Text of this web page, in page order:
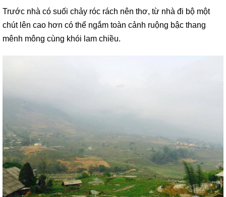
Trước nhà có suối chảy róc rách nên thơ, từ nhà đi bộ một
chút lên cao hơn có thể ngắm toàn cảnh ruộng bậc thang
mênh mông cùng khói lam chiều.